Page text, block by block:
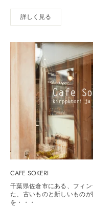
詳しく見る
CAFE SOKERI
千葉県佐倉市にある、フィ
た、古いものと新しいもの
を・・・